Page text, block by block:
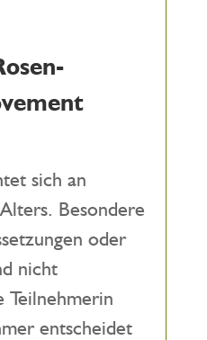
sich an
Besondere
oder
nicht
Teilnehmerin
entscheidet